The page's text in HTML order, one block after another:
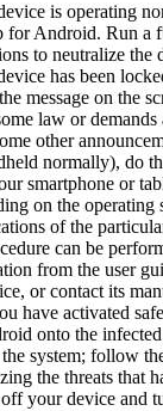
is operating
for Android. Run a
to neutralize the
has been
message on the
law or demands
other
normally), do
smartphone or
on the operating
of the
can be
from the user
or contact its
have activated
onto the
system; follow
the threats that
your device and